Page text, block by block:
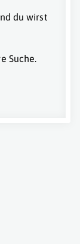
du wirst
Suche.